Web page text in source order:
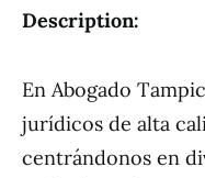
Description:
En Abogado
jurídicos de alta
centrándonos en